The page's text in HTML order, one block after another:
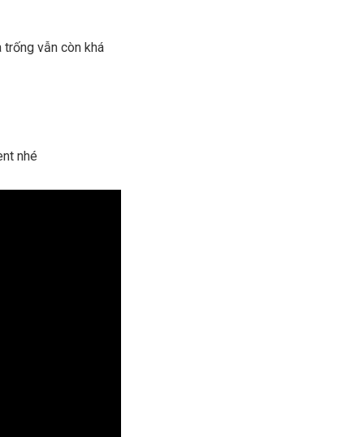
trống vẫn còn khá
nhé